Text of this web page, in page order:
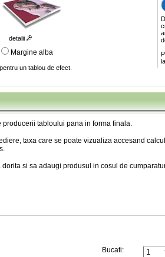
detalii
Margine alba
un tablou de efect.
producerii tabloului pana in forma finala.
taxa care se poate vizualiza accesand
si sa adaugi produsul in cosul de
Bucati: